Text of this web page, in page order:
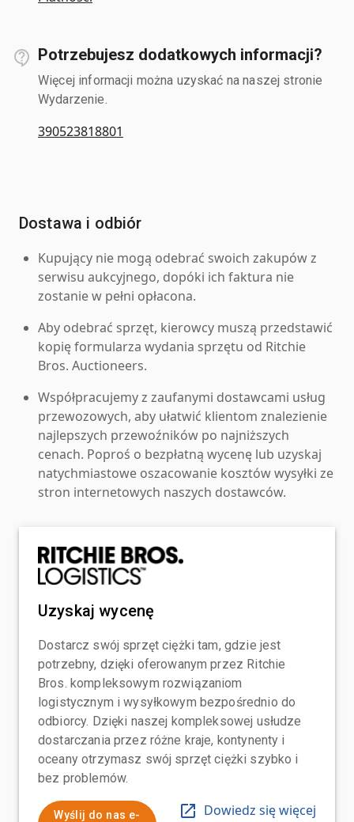
Potrzebujesz dodatkowych informacji?
Więcej informacji można uzyskać na naszej stronie
Wydarzenie.
390523818801
Dostawa i odbiór
Kupujący nie mogą odebrać swoich zakupów z
serwisu aukcyjnego, dopóki ich faktura nie
zostanie w pełni opłacona.
Aby odebrać sprzęt, kierowcy muszą przedstawić
kopię formularza wydania sprzętu od Ritchie
Bros. Auctioneers.
Współpracujemy z zaufanymi dostawcami usług
przewozowych, aby ułatwić klientom znalezienie
najlepszych przewoźników po najniższych
cenach. Poproś o bezpłatną wycenę lub uzyskaj
natychmiastowe oszacowanie kosztów wysyłki ze
stron internetowych naszych dostawców.
Uzyskaj wycenę
Dostarcz swój sprzęt ciężki tam, gdzie jest
potrzebny, dzięki oferowanym przez Ritchie
Bros. kompleksowym rozwiązaniom
logistycznym i wysyłkowym bezpośrednio do
odbiorcy. Dzięki naszej kompleksowej usłudze
dostarczania przez różne kraje, kontynenty i
oceany otrzymasz swój sprzęt ciężki szybko i
bez problemów.
Wyślij do nas e-
Dowiedz się więcej